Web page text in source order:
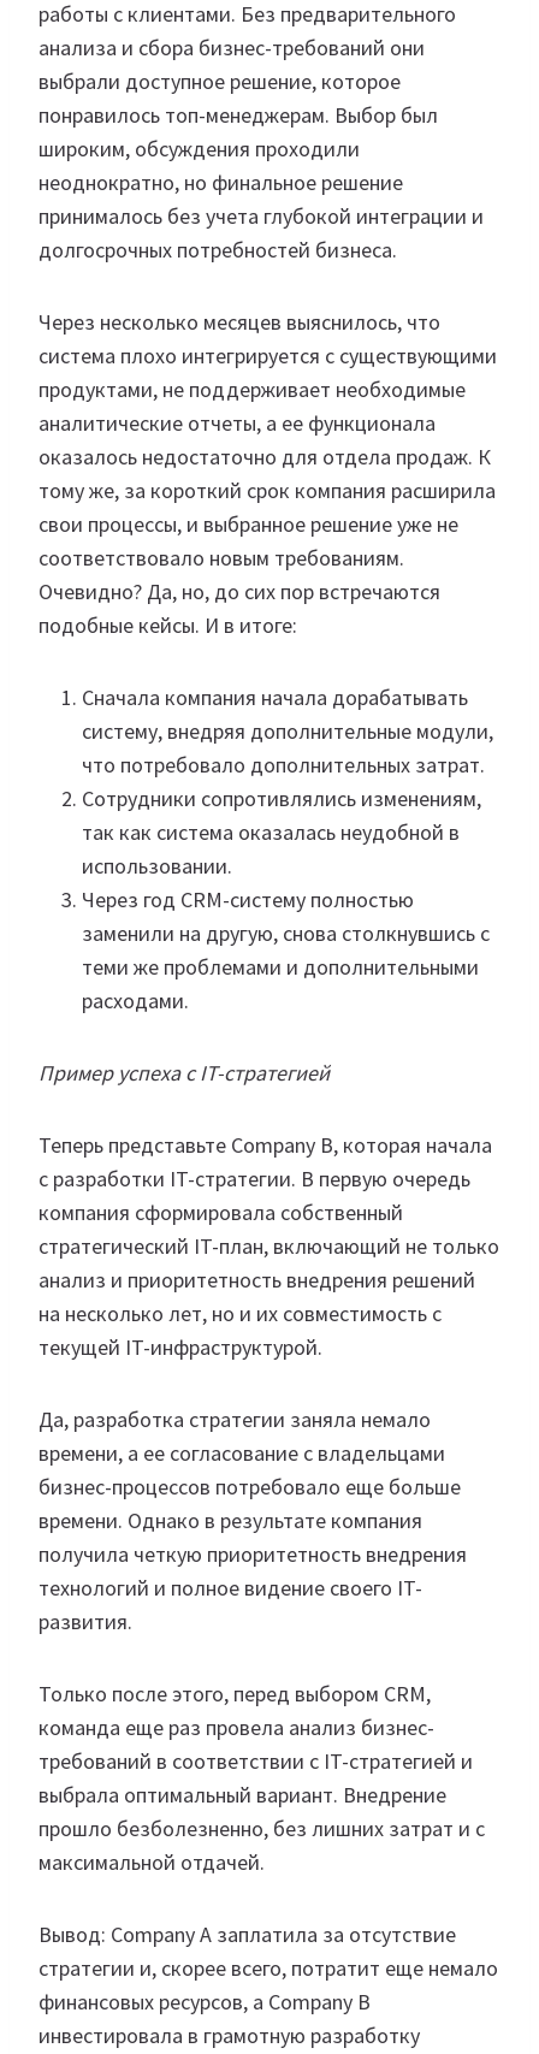
работы с клиентами. Без предварительного
анализа и сбора бизнес-требований они
выбрали доступное решение, которое
понравилось топ-менеджерам. Выбор был
широким, обсуждения проходили
неоднократно, но финальное решение
принималось без учета глубокой интеграции и
долгосрочных потребностей бизнеса.
Через несколько месяцев выяснилось, что
система плохо интегрируется с существующими
продуктами, не поддерживает необходимые
аналитические отчеты, а ее функционала
оказалось недостаточно для отдела продаж. К
тому же, за короткий срок компания расширила
свои процессы, и выбранное решение уже не
соответствовало новым требованиям.
Очевидно? Да, но, до сих пор встречаются
подобные кейсы. И в итоге:
Сначала компания начала дорабатывать
систему, внедряя дополнительные модули,
что потребовало дополнительных затрат.
Сотрудники сопротивлялись изменениям,
так как система оказалась неудобной в
использовании.
Через год CRM-систему полностью
заменили на другую, снова столкнувшись с
теми же проблемами и дополнительными
расходами.
Пример успеха с IT-стратегией
Теперь представьте Company B, которая начала
с разработки IT-стратегии. В первую очередь
компания сформировала собственный
стратегический IT-план, включающий не только
анализ и приоритетность внедрения решений
на несколько лет, но и их совместимость с
текущей IT-инфраструктурой.
Да, разработка стратегии заняла немало
времени, а ее согласование с владельцами
бизнес-процессов потребовало еще больше
времени. Однако в результате компания
получила четкую приоритетность внедрения
технологий и полное видение своего IT-
развития.
Только после этого, перед выбором CRM,
команда еще раз провела анализ бизнес-
требований в соответствии с IT-стратегией и
выбрала оптимальный вариант. Внедрение
прошло безболезненно, без лишних затрат и с
максимальной отдачей.
Вывод: Company А заплатила за отсутствие
стратегии и, скорее всего, потратит еще немало
финансовых ресурсов, а Company B
инвестировала в грамотную разработку